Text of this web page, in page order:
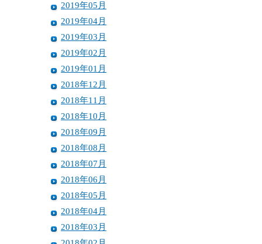
2019年05月
2019年04月
2019年03月
2019年02月
2019年01月
2018年12月
2018年11月
2018年10月
2018年09月
2018年08月
2018年07月
2018年06月
2018年05月
2018年04月
2018年03月